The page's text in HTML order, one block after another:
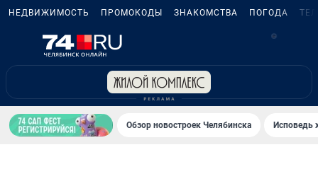
НЕДВИЖИМОСТЬ ПРОМОКОДЫ ЗНАКОМСТВА ПОГОДА
5
Обзор новостроек Челябинска Исповедь